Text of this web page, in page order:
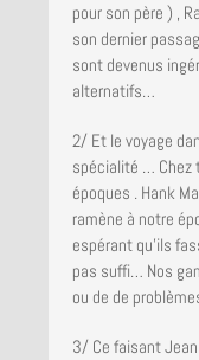
pour son père ) ,
son dernier
sont devenus
alternatifs…
2/ Et le voyage
spécialité … Chez
époques . Hank
ramène à notre
espérant qu’ils
pas suffi… Nos
ou de de
3/ Ce faisant